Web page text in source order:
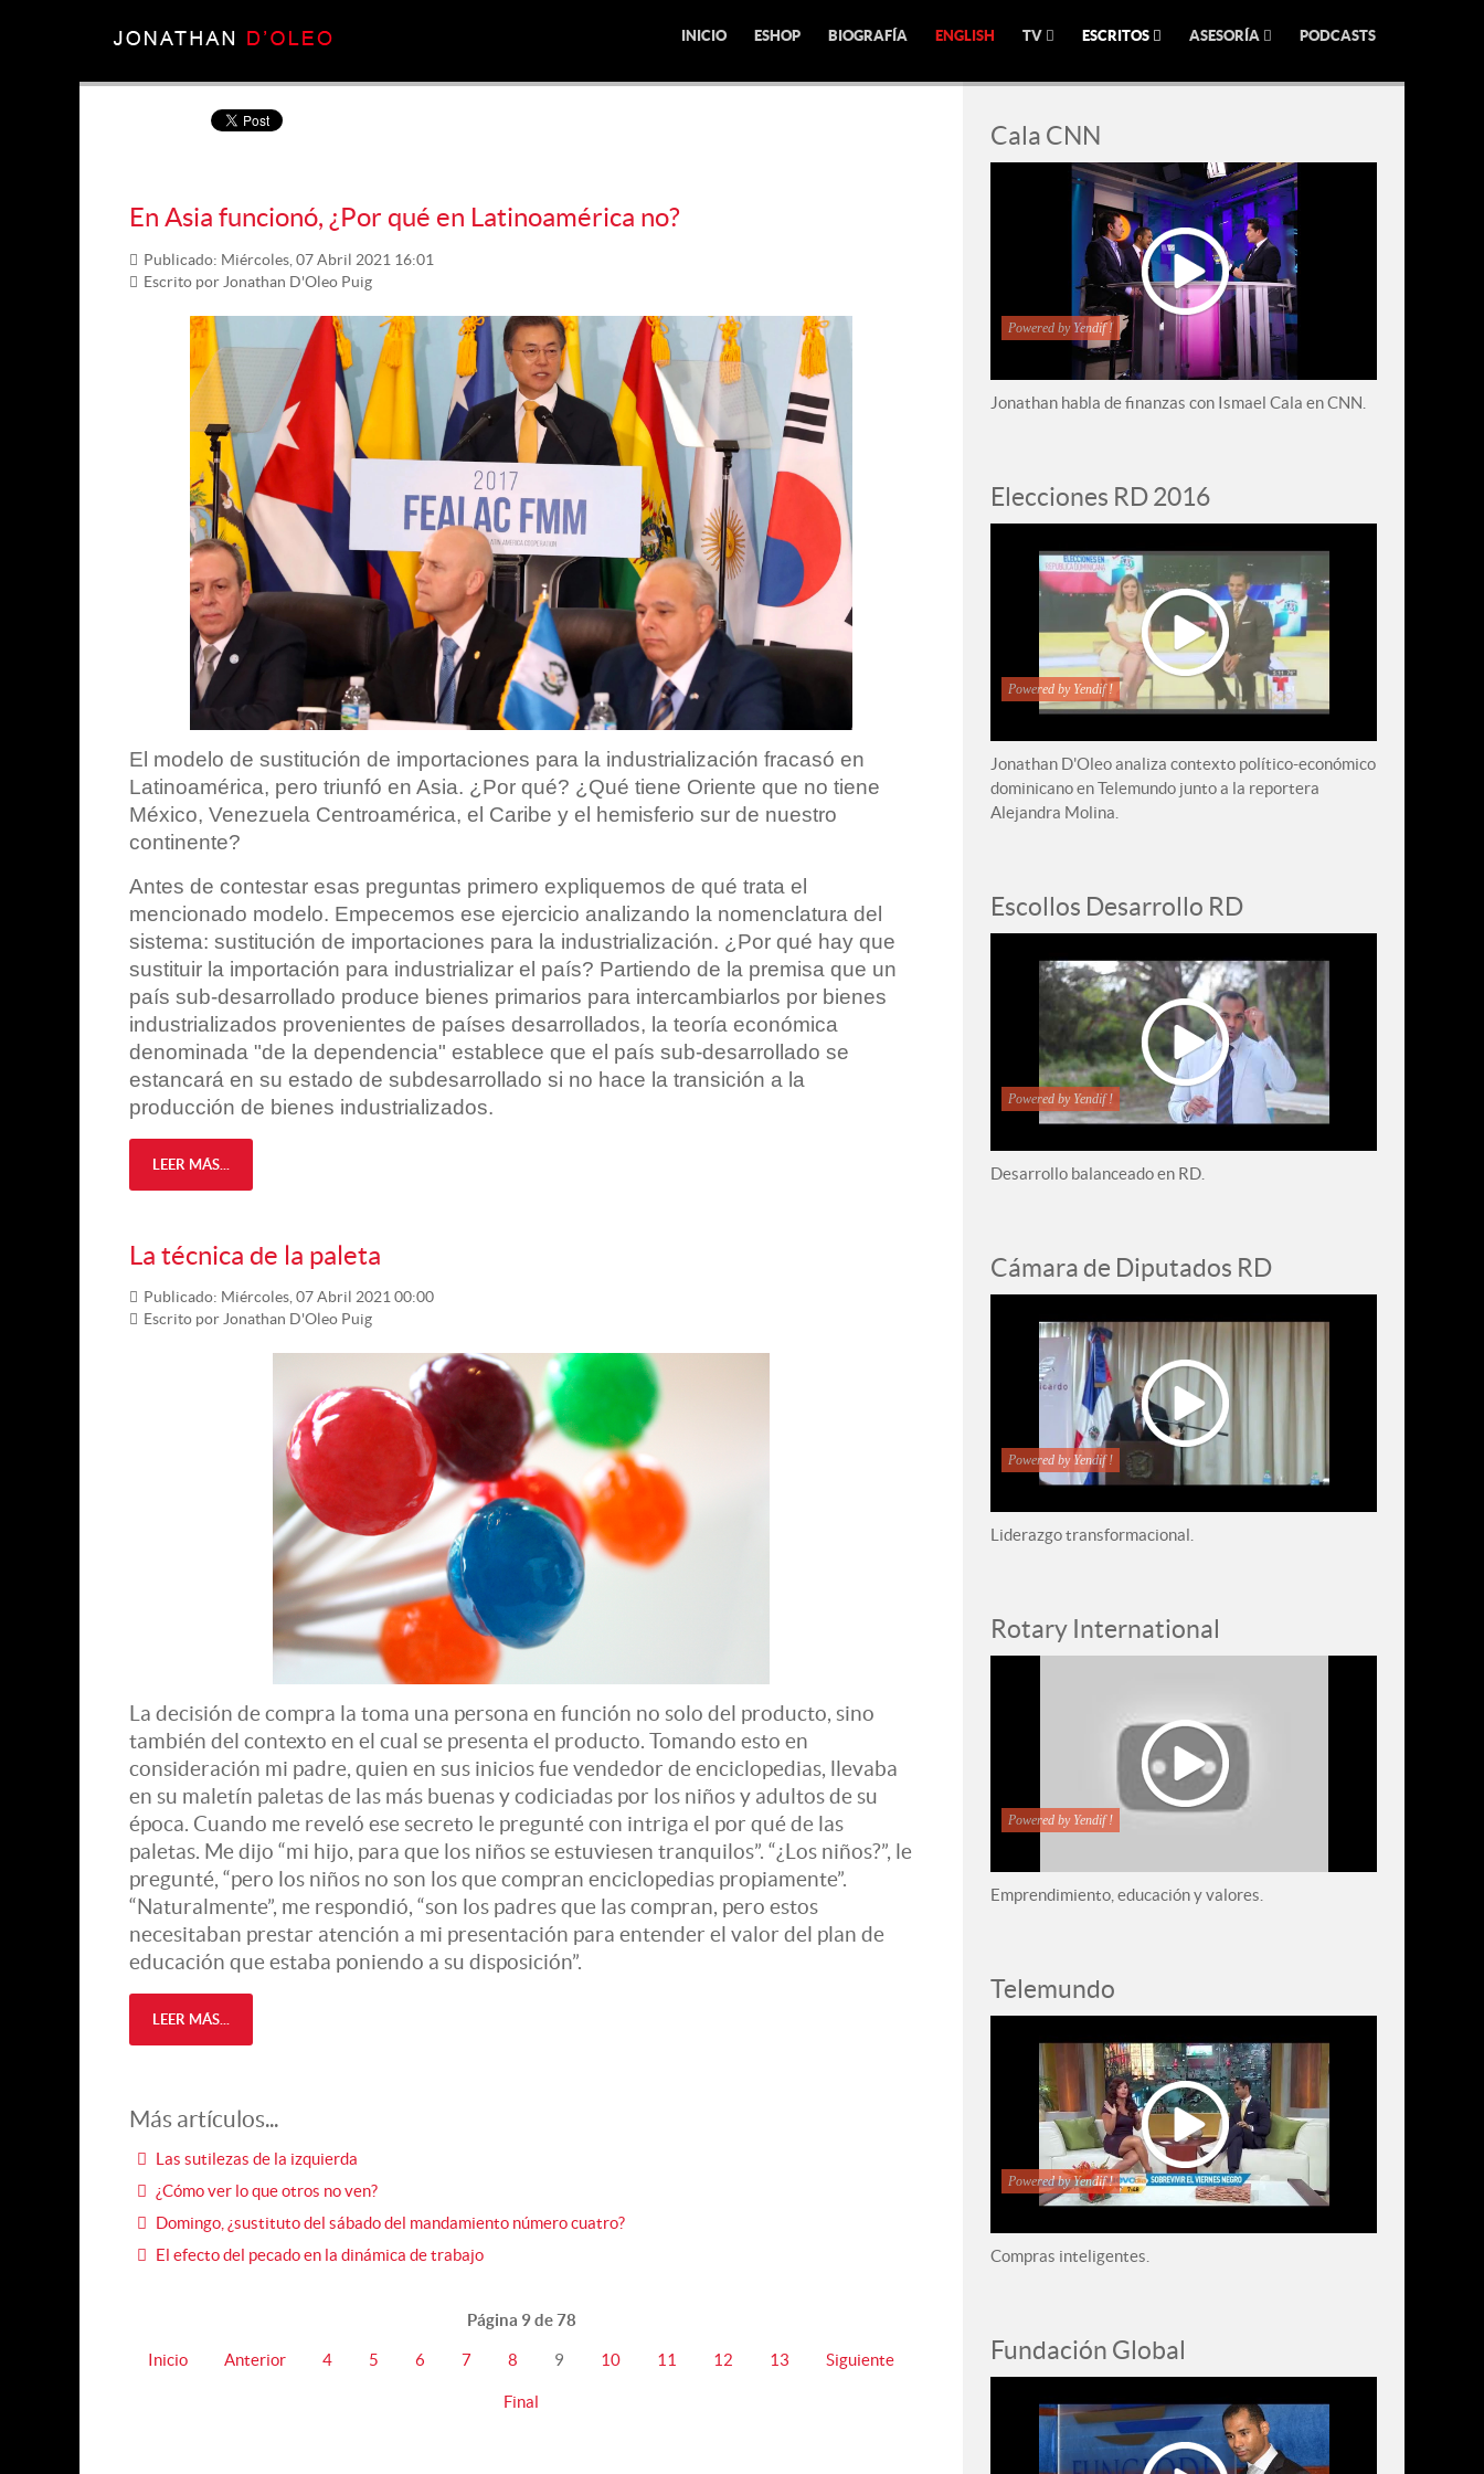
INICIO ESHOP BIOGRAFÍA ENGLISH TV ESCRITOS ASESORÍA PODCASTS
En Asia funcionó, ¿Por qué en Latinoamérica no?
Publicado: Miércoles, 07 Abril 2021 16:01
Escrito por Jonathan D'Oleo Puig
El modelo de sustitución de importaciones para la industrialización fracasó en
Latinoamérica, pero triunfó en Asia. ¿Por qué? ¿Qué tiene Oriente que no tiene
México, Venezuela Centroamérica, el Caribe y el hemisferio sur de nuestro
continente?
Antes de contestar esas preguntas primero expliquemos de qué trata el
mencionado modelo. Empecemos ese ejercicio analizando la nomenclatura del
sistema: sustitución de importaciones para la industrialización. ¿Por qué hay que
sustituir la importación para industrializar el país? Partiendo de la premisa que un
país sub-desarrollado produce bienes primarios para intercambiarlos por bienes
industrializados provenientes de países desarrollados, la teoría económica
denominada "de la dependencia" establece que el país sub-desarrollado se
estancará en su estado de subdesarrollado si no hace la transición a la
producción de bienes industrializados.
LEER MÁS...
La técnica de la paleta
Publicado: Miércoles, 07 Abril 2021 00:00
Escrito por Jonathan D'Oleo Puig
La decisión de compra la toma una persona en función no solo del producto, sino
también del contexto en el cual se presenta el producto. Tomando esto en
consideración mi padre, quien en sus inicios fue vendedor de enciclopedias, llevaba
en su maletín paletas de las más buenas y codiciadas por los niños y adultos de su
época. Cuando me reveló ese secreto le pregunté con intriga el por qué de las
paletas. Me dijo “mi hijo, para que los niños se estuviesen tranquilos”. “¿Los niños?”, le
pregunté, “pero los niños no son los que compran enciclopedias propiamente”.
“Naturalmente”, me respondió, “son los padres que las compran, pero estos
necesitaban prestar atención a mi presentación para entender el valor del plan de
educación que estaba poniendo a su disposición”.
LEER MÁS...
Más artículos...
Las sutilezas de la izquierda
¿Cómo ver lo que otros no ven?
Domingo, ¿sustituto del sábado del mandamiento número cuatro?
El efecto del pecado en la dinámica de trabajo
Página 9 de 78
Inicio Anterior 4 5 6 7 8 9 10 11 12 13 Siguiente
Final
Cala CNN
Powered by Yendif !
Jonathan habla de finanzas con Ismael Cala en CNN.
Elecciones RD 2016
Powered by Yendif !
Jonathan D'Oleo analiza contexto político-económico
dominicano en Telemundo junto a la reportera
Alejandra Molina.
Escollos Desarrollo RD
Powered by Yendif !
Desarrollo balanceado en RD.
Cámara de Diputados RD
Powered by Yendif !
Liderazgo transformacional.
Rotary International
Powered by Yendif !
Emprendimiento, educación y valores.
Telemundo
Powered by Yendif !
Compras inteligentes.
Fundación Global